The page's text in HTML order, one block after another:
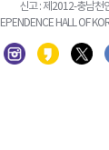
신고 : 제2012-충남천
HALL OF